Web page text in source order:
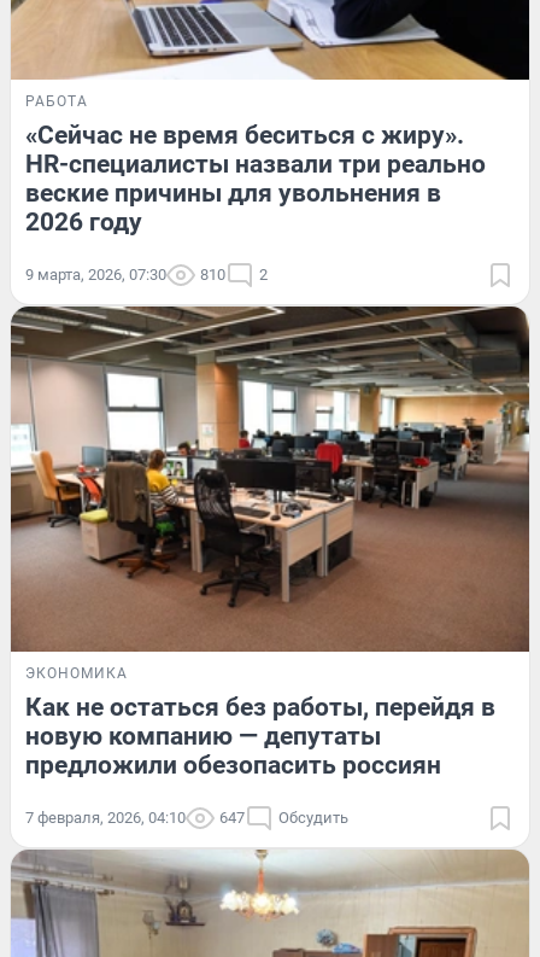
РАБОТА
«Сейчас не время беситься с жиру».
HR-специалисты назвали три реально
веские причины для увольнения в
2026 году
9 марта, 2026, 07:30 810 2
ЭКОНОМИКА
Как не остаться без работы, перейдя в
новую компанию — депутаты
предложили обезопасить россиян
7 февраля, 2026, 04:10 647 Обсудить